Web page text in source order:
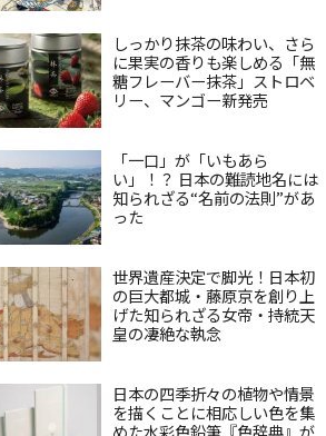
しっかり抹茶の味わい、さら
に果実の香りも楽しめる「無
糖フレーバー抹茶」ストロベ
リー、マンゴー新発売
「一口」が「いもあら
い」！？ 日本の難読地名には
知られざる“名前の法則”があ
った
世界遺産決定で脚光！日本初
の巨大都城・藤原京を創り上
げた知られざる女帝・持統天
皇の凄絶な執念
日本の四季折々の植物や情景
を描くことに相応しい色を集
めた水彩色鉛筆『色辞典』が